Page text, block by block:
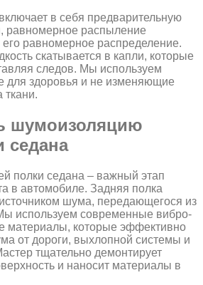
в себя предварительную
равномерное распыление
его равномерное распределение.
скатывается в капли, которые
следов. Мы используем
для здоровья и не изменяющие
ткани.
шумоизоляцию
седана
полки седана – важный этап
в автомобиле. Задняя полка
шума, передающегося из
используем современные вибро-
которые эффективно
от дороги, выхлопной системы и
тщательно демонтирует
и наносит материалы в